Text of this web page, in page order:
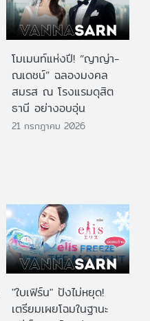
โมเมนท์แห่งปี! “ญาญ่า-
ณเดชน์” ฉลองมงคล
สมรส ณ โรงแรมดุสิต
ธานี อย่างอบอุ่น
21 กรกฎาคม 2026
"ใบเฟิร์น" ปังไม่หยุด!
เตรียมเผยโฉมในฐานะ